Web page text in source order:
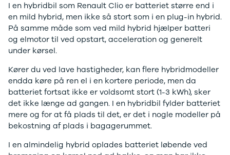
Anmeldelser
Privatleasing
Tilbud
CX-80
Modeller
Anmeldelser
Privatleasing
Tilbud
MX-5
Modeller
Anmeldelser
Privatleasing
Tilbud
B180 d
B180
B200
B200 d
C200
C220 d
C250
C300 e
C350 e
C43
CLA200
I en hybridbil som Renault Clio er batteriet større end i
en mild hybrid, men ikke så stort som i en plug-in hybrid.
På samme måde som ved mild hybrid hjælper batteri
og elmotor til ved opstart, acceleration og generelt
under kørsel.
Kører du ved lave hastigheder, kan flere hybridmodeller
endda køre på ren el i en kortere periode, men da
batteriet fortsat ikke er voldsomt stort (1-3 kWh), sker
det ikke længe ad gangen. I en hybridbil fylder batteriet
mere og for at få plads til det, er det i nogle modeller på
bekostning af plads i bagagerummet.
I en almindelig hybrid oplades batteriet løbende ved